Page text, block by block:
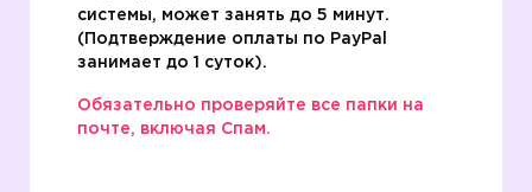
системы, может занять до 5 минут.
(Подтверждение оплаты по PаyPal
занимает до 1 суток).
Обязательно проверяйте все папки на
почте, включая Спам.